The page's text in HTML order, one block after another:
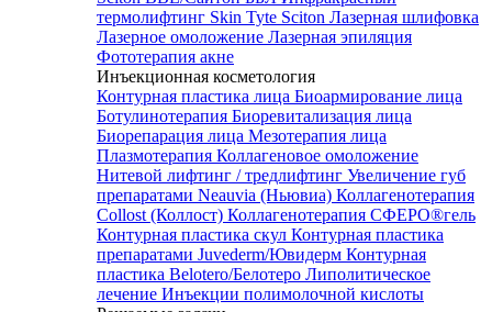
термолифтинг Skin Tyte Sciton Лазерная шлифовка
Лазерное омоложение Лазерная эпиляция
Фототерапия акне
Инъекционная косметология
Контурная пластика лица Биоармирование лица
Ботулинотерапия Биоревитализация лица
Биорепарация лица Мезотерапия лица
Плазмотерапия Коллагеновое омоложение
Нитевой лифтинг / тредлифтинг Увеличение губ
препаратами Neauvia (Ньювиа) Коллагенотерапия
Collost (Коллост) Коллагенотерапия СФЕРО®гель
Контурная пластика скул Контурная пластика
препаратами Juvederm/Ювидерм Контурная
пластика Belotero/Белотеро Липолитическое
лечение Инъекции полимолочной кислоты